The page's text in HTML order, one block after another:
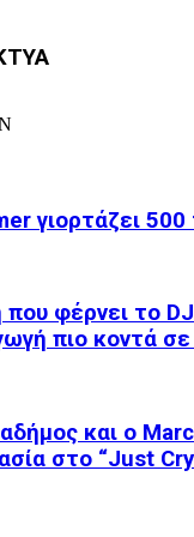
γιορτάζει 500
φέρνει το
πιο κοντά
και ο
στο “Just